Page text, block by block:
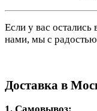
Если у вас
нами, мы с
Доставка в
1. Самовывоз: